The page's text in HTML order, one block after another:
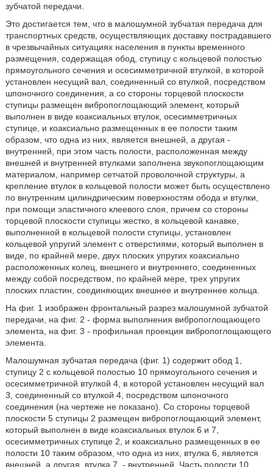
зубчатой передачи.
Это достигается тем, что в малошумной зубчатая передача для
транспортных средств, осуществляющих доставку пострадавшего
в чрезвычайных ситуациях населения в пункты временного
размещения, содержащая обод, ступицу с кольцевой полостью
прямоугольного сечения и осесимметричной втулкой, в которой
установлен несущий вал, соединенный со втулкой, посредством
шпоночного соединения, а со стороны торцевой плоскости
ступицы размещен вибропоглощающий элемент, который
выполнен в виде коаксиальных втулок, осесимметричных
ступице, и коаксиально размещенных в ее полости таким
образом, что одна из них, является внешней, а другая -
внутренней, при этом часть полости, расположенная между
внешней и внутренней втулками заполнена звукопоглощающим
материалом, например сетчатой проволочной структуры, а
крепление втулок в кольцевой полости может быть осуществлено
по внутренним цилиндрическим поверхностям обода и втулки,
при помощи эластичного клеевого слоя, причем со стороны
торцевой плоскости ступицы жестко, в кольцевой канавке,
выполненной в кольцевой полости ступицы, установлен
кольцевой упругий элемент с отверстиями, который выполнен в
виде, по крайней мере, двух плоских упругих коаксиально
расположенных колец, внешнего и внутреннего, соединенных
между собой посредством, по крайней мере, трех упругих
плоских пластин, соединяющих внешнее и внутреннее кольца.
На фиг. 1 изображен фронтальный разрез малошумной зубчатой
передачи, на фиг. 2 - форма выполнения вибропоглощающего
элемента, на фиг. 3 - профильная проекция вибропоглощающего
элемента.
Малошумная зубчатая передача (фиг. 1) содержит обод 1,
ступицу 2 с кольцевой полостью 10 прямоугольного сечения и
осесимметричной втулкой 4, в которой установлен несущий вал
3, соединенный со втулкой 4, посредством шпоночного
соединения (на чертеже не показано). Со стороны торцевой
плоскости 5 ступицы 2 размещен вибропоглощающий элемент,
который выполнен в виде коаксиальных втулок 6 и 7,
осесимметричных ступице 2, и коаксиально размещенных в ее
полости 10 таким образом, что одна из них, втулка 6, является
внешней, а другая, втулка 7, - внутренней. Часть полости 10,